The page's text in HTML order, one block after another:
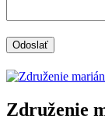
Združenie